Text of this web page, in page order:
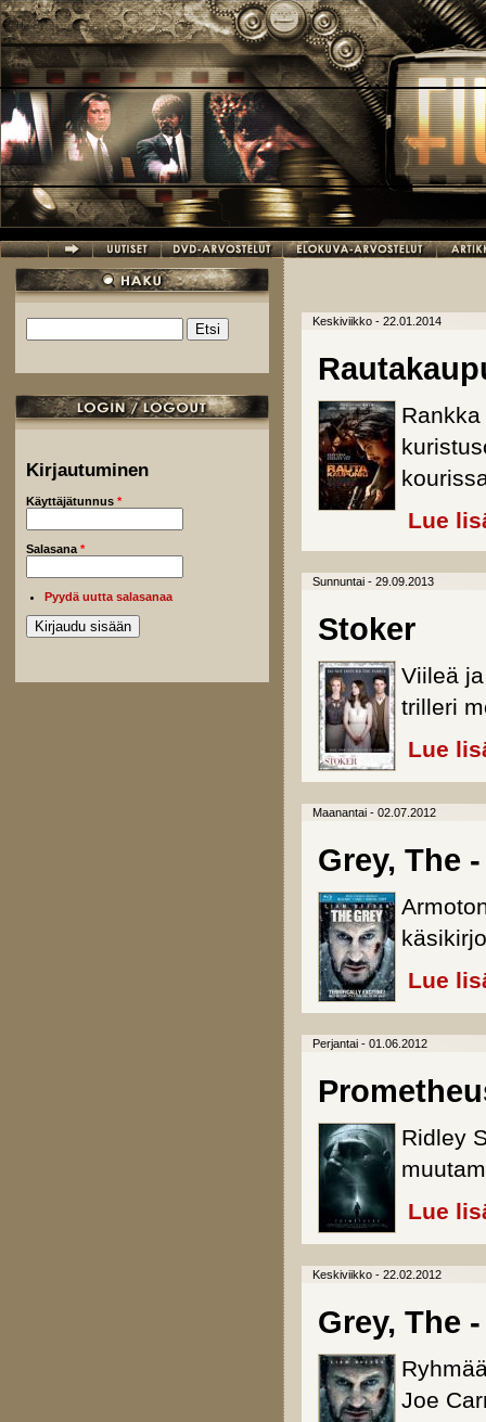
Hyppää pääsisältöön
Hakulomake
Kirjautuminen
Käyttäjätunnus *
Salasana *
Pyydä uutta salasanaa
Keskiviikko - 22.01.2014
Lue
Sunnuntai - 29.09.2013
Stoker
Viileä
trilleri
Lue
Maanantai - 02.07.2012
Grey, The
Lue
Perjantai - 01.06.2012
Ridley
Lue
Keskiviikko - 22.02.2012
Grey, The
Joe